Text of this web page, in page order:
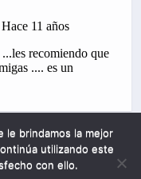
le brindamos la mejor
utilizando este
con ello.